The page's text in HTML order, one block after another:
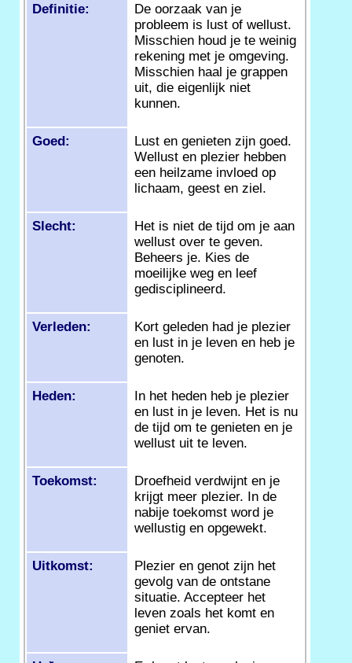
Definitie:
De oorzaak van je
probleem is lust of wellust.
Misschien houd je te weinig
rekening met je omgeving.
Misschien haal je grappen
uit, die eigenlijk niet
kunnen.
Goed:
Lust en genieten zijn goed.
Wellust en plezier hebben
een heilzame invloed op
lichaam, geest en ziel.
Slecht:
Het is niet de tijd om je aan
wellust over te geven.
Beheers je. Kies de
moeilijke weg en leef
gedisciplineerd.
Verleden:
Kort geleden had je plezier
en lust in je leven en heb je
genoten.
Heden:
In het heden heb je plezier
en lust in je leven. Het is nu
de tijd om te genieten en je
wellust uit te leven.
Toekomst:
Droefheid verdwijnt en je
krijgt meer plezier. In de
nabije toekomst word je
wellustig en opgewekt.
Uitkomst:
Plezier en genot zijn het
gevolg van de ontstane
situatie. Accepteer het
leven zoals het komt en
geniet ervan.